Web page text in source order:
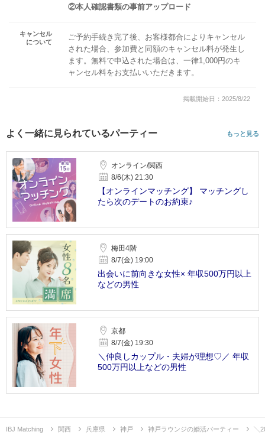
②本人確認書類の事前アップロード
キャンセル
について
ご予約手続き完了後、お客様都合によりキャンセル
された場合、参加費と同額のキャンセル料が発生し
ます。無料で申込された場合は、一律1,000円のキ
ャンセル料をお支払いいただきます。
掲載開始日：2025/8/22
よく一緒に見られているパーティー もっと見る
オンライン/関西
8/6(木) 21:30
【オンラインマッチング】 マッチングし
たら次のデートのお約束♪
梅田4階
8/7(金) 19:00
出会いに前向きな女性× 年収500万円以上
などの男性
京都
8/7(金) 19:30
＼仲良しカップル・夫婦が理想♡／ 年収
500万円以上などの男性
IBJ Matching 関西 兵庫県 神戸 神戸ラウンジの婚活パーティー